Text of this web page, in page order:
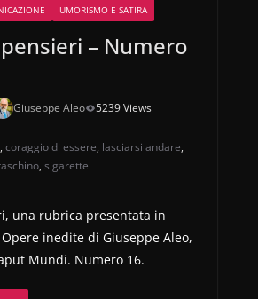
UMORISMO E SATIRA
– Numero
Giuseppe Aleo
5239 Views
, coraggio di essere, lasciarsi andare,
, sigarette
una rubrica presentata in
inedite di Giuseppe Aleo,
Mundi. Numero 16.